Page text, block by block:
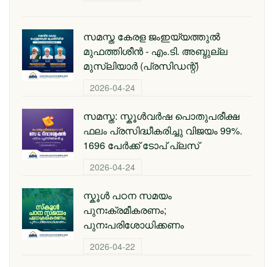
സമസ്ത കേരള ജംഇയ്യത്തുല്‍
മുഫത്തിശീന്‍ - എം.ടി. അബ്ദുല്ല
മുസ്‌ലിയാര്‍ (പ്രസിഡന്റ്)
2026-04-24
സമസ്ത: സ്കൂള്‍വര്‍ഷ പൊതുപരീക്ഷ
ഫലം പ്രസിദ്ധീകരിച്ചു വിജയം 99%.
1696 പേര്‍ക്ക് ടോപ് പ്ലസ്
2026-04-24
സ്കൂള്‍ പഠന സമയം
പുനഃക്രമീകരണം;
പുനഃപരിശോധിക്കണം
2026-04-22